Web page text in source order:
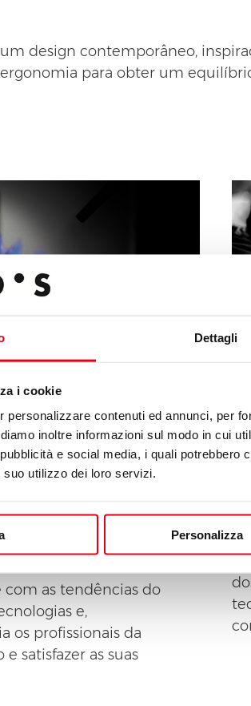
Dettagli
i cookie
personalizzare contenuti ed annunci, per
inoltre informazioni sul modo in cui
e social media, i quali potrebbero
utilizzo dei loro servizi.
Personalizza
design contemporâneo,
para obter um
da nossa
com as tendências do
e,
os profissionais da
satisfazer as suas
O